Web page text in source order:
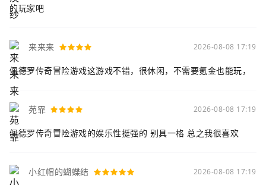
的玩家吧
来来来 2026-08-08 17:19
佩德罗传奇冒险游戏这游戏不错，很休闲，不需要氪金也能玩，
苑霏 2026-08-08 17:19
佩德罗传奇冒险游戏的娱乐性挺强的 别具一格 总之我很喜欢
小红帽的蝴蝶结 2026-08-08 17:19